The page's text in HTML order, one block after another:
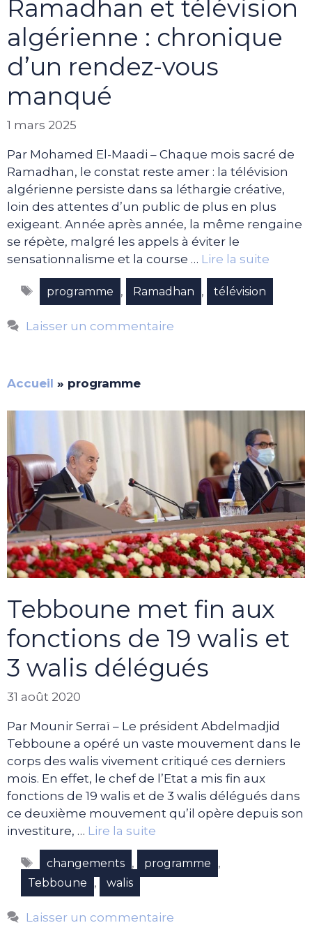
Ramadhan et télévision
algérienne : chronique
d’un rendez-vous
manqué
1 mars 2025
Par Mohamed El-Maadi – Chaque mois sacré de
Ramadhan, le constat reste amer : la télévision
algérienne persiste dans sa léthargie créative,
loin des attentes d’un public de plus en plus
exigeant. Année après année, la même rengaine
se répète, malgré les appels à éviter le
sensationnalisme et la course … Lire la suite
Étiquettes
programme , Ramadhan , télévision
Laisser un commentaire
Accueil » programme
Tebboune met fin aux
fonctions de 19 walis et
3 walis délégués
31 août 2020
Par Mounir Serraï – Le président Abdelmadjid
Tebboune a opéré un vaste mouvement dans le
corps des walis vivement critiqué ces derniers
mois. En effet, le chef de l’Etat a mis fin aux
fonctions de 19 walis et de 3 walis délégués dans
ce deuxième mouvement qu’il opère depuis son
investiture, … Lire la suite
Étiquettes
changements , programme ,
Tebboune , walis
Laisser un commentaire